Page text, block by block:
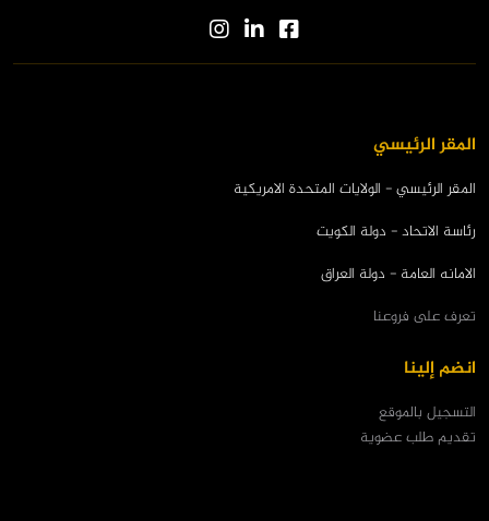
المقر الرئيسي
المقر الرئيسي - الولايات المتحدة الامريكية
رئاسة الاتحاد - دولة الكويت
الامانه العامة - دولة العراق
تعرف على فروعنا
انضم إلينا
التسجيل بالموقع
تقديم طلب عضوية